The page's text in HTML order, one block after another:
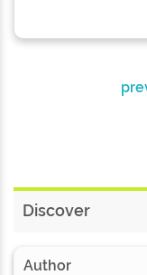
Discover
Author